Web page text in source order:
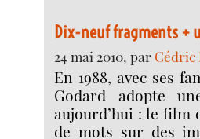
Dix-neuf fragments +
24 mai 2010, par Cédric
En 1988, avec ses
Godard adopte
aujourd’hui : le film
de mots sur des